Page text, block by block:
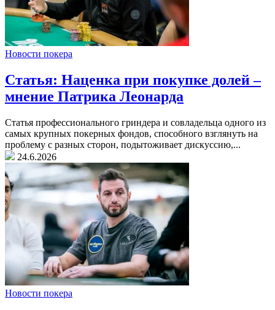
Новости покера
Статья: Наценка при покупке долей –
мнение Патрика Леонарда
Статья профессионального гриндера и совладельца одного из
самых крупных покерных фондов, способного взглянуть на
проблему с разных сторон, подытоживает дискуссию,...
24.6.2026
Новости покера